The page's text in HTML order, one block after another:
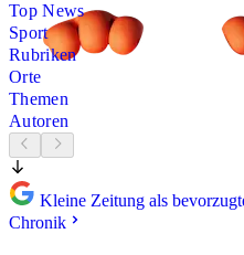
Top News
Sport
Rubriken
Orte
Themen
Autoren
Kleine Zeitung als
Chronik